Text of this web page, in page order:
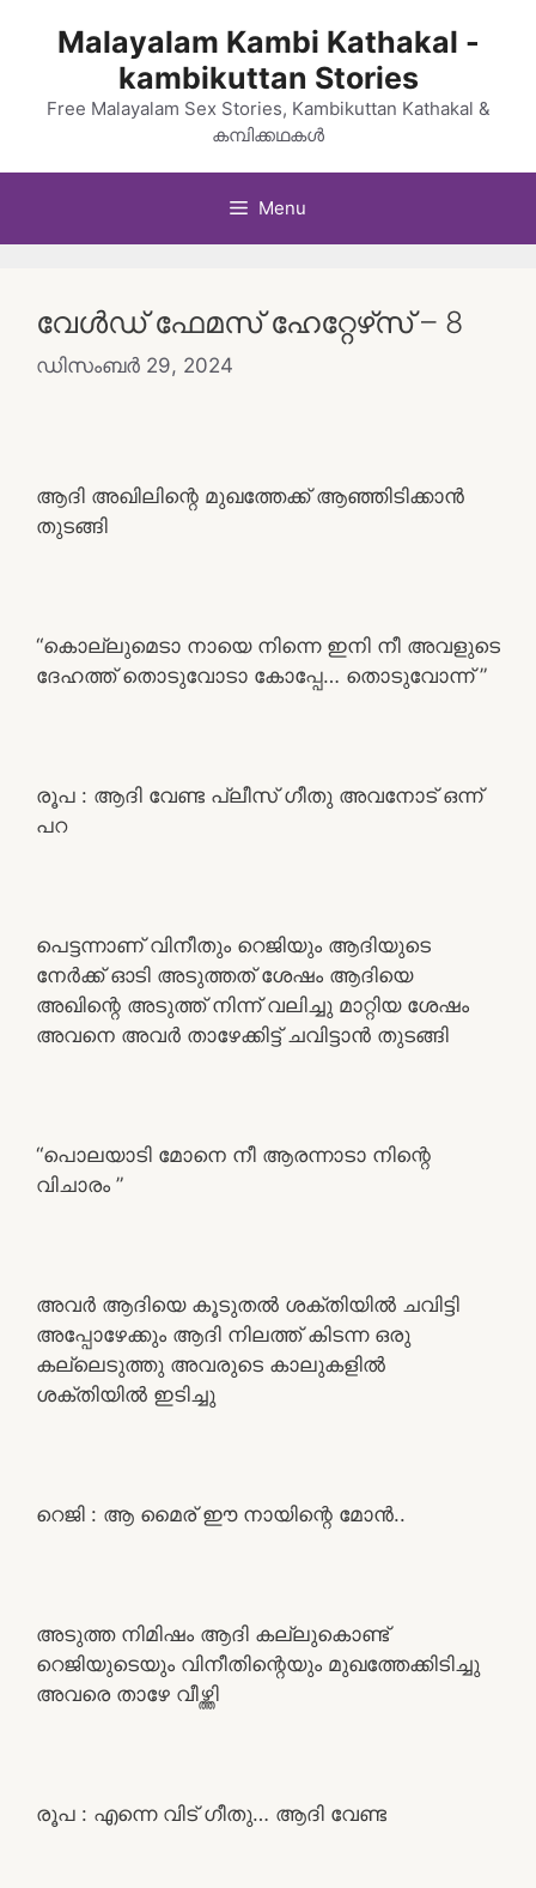
Malayalam Kambi Kathakal -
kambikuttan Stories
Free Malayalam Sex Stories, Kambikuttan Kathakal &
കമ്പിക്കഥകൾ
Menu
വേൾഡ് ഫേമസ് ഹേറ്റേഴ്‌സ് – 8
ഡിസംബർ 29, 2024
ആദി അഖിലിന്റെ മുഖത്തേക്ക് ആഞ്ഞിടിക്കാൻ
തുടങ്ങി
“കൊല്ലുമെടാ നായെ നിന്നെ ഇനി നീ അവളുടെ
ദേഹത്ത് തൊടുവോടാ കോപ്പേ… തൊടുവോന്ന് ”
രൂപ : ആദി വേണ്ട പ്ലീസ് ഗീതു അവനോട് ഒന്ന്
പറ
പെട്ടന്നാണ് വിനീതും റെജിയും ആദിയുടെ
നേർക്ക് ഓടി അടുത്തത് ശേഷം ആദിയെ
അഖിന്റെ അടുത്ത് നിന്ന് വലിച്ചു മാറ്റിയ ശേഷം
അവനെ അവർ താഴേക്കിട്ട് ചവിട്ടാൻ തുടങ്ങി
“പൊലയാടി മോനെ നീ ആരന്നാടാ നിന്റെ
വിചാരം ”
അവർ ആദിയെ കൂടുതൽ ശക്തിയിൽ ചവിട്ടി
അപ്പോഴേക്കും ആദി നിലത്ത് കിടന്ന ഒരു
കല്ലെടുത്തു അവരുടെ കാലുകളിൽ
ശക്തിയിൽ ഇടിച്ചു
റെജി : ആ മൈര് ഈ നായിന്റെ മോൻ..
അടുത്ത നിമിഷം ആദി കല്ലുകൊണ്ട്
റെജിയുടെയും വിനീതിന്റെയും മുഖത്തേക്കിടിച്ചു
അവരെ താഴേ വീഴ്ത്തി
രൂപ : എന്നെ വിട് ഗീതു… ആദി വേണ്ട